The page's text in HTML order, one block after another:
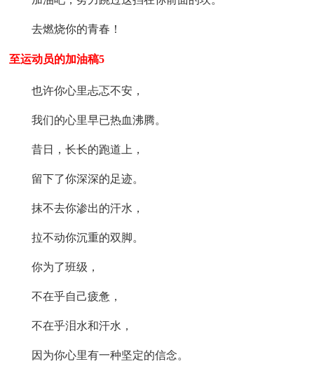
去燃烧你的青春！
至运动员的加油稿5
也许你心里忐忑不安，
我们的心里早已热血沸腾。
昔日，长长的跑道上，
留下了你深深的足迹。
抹不去你渗出的汗水，
拉不动你沉重的双脚。
你为了班级，
不在乎自己疲惫，
不在乎泪水和汗水，
因为你心里有一种坚定的信念。